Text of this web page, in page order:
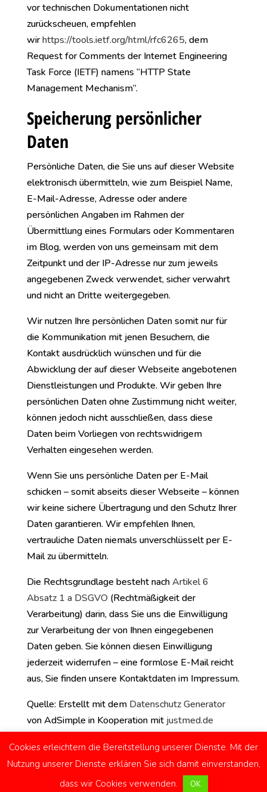
vor technischen Dokumentationen nicht
zurückscheuen, empfehlen
wirhttps://tools.ietf.org/html/rfc6265, dem
Request for Comments der Internet Engineering
Task Force (IETF) namens “HTTP State
Management Mechanism”.
Speicherung persönlicher
Daten
Persönliche Daten, die Sie uns auf dieser Website
elektronisch übermitteln, wie zum Beispiel Name,
E-Mail-Adresse, Adresse oder andere
persönlichen Angaben im Rahmen der
Übermittlung eines Formulars oder Kommentaren
im Blog, werden von uns gemeinsam mit dem
Zeitpunkt und der IP-Adresse nur zum jeweils
angegebenen Zweck verwendet, sicher verwahrt
und nicht an Dritte weitergegeben.
Wir nutzen Ihre persönlichen Daten somit nur für
die Kommunikation mit jenen Besuchern, die
Kontakt ausdrücklich wünschen und für die
Abwicklung der auf dieser Webseite angebotenen
Dienstleistungen und Produkte. Wir geben Ihre
persönlichen Daten ohne Zustimmung nicht weiter,
können jedoch nicht ausschließen, dass diese
Daten beim Vorliegen von rechtswidrigem
Verhalten eingesehen werden.
Wenn Sie uns persönliche Daten per E-Mail
schicken – somit abseits dieser Webseite – können
wir keine sichere Übertragung und den Schutz Ihrer
Daten garantieren. Wir empfehlen Ihnen,
vertrauliche Daten niemals unverschlüsselt per E-
Mail zu übermitteln.
Die Rechtsgrundlage besteht nachArtikel 6
Absatz 1 a DSGVO (Rechtmäßigkeit der
Verarbeitung) darin, dass Sie uns die Einwilligung
zur Verarbeitung der von Ihnen eingegebenen
Daten geben. Sie können diesen Einwilligung
jederzeit widerrufen – eine formlose E-Mail reicht
aus, Sie finden unsere Kontaktdaten im Impressum.
Quelle: Erstellt mit dem Datenschutz Generator
von AdSimple in Kooperation mit justmed.de
Impressum Kontakt
Datenschutzerklärung
Cookies erleichtern die Bereitstellung unserer Dienste. Mit der
Nutzung unserer Dienste erklären Sie sich damit einverstanden,
dass wir Cookies verwenden.
OK